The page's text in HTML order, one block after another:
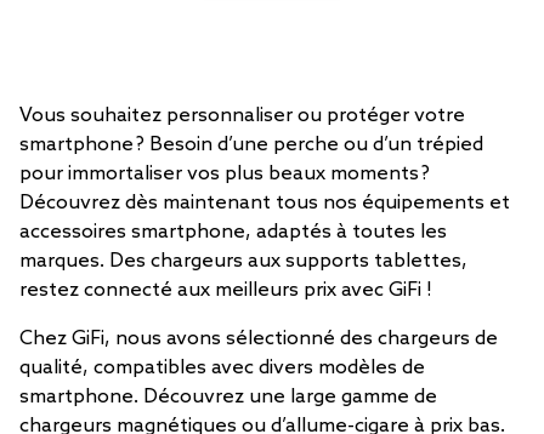
Vous souhaitez personnaliser ou protéger votre
smartphone ? Besoin d’une perche ou d’un trépied
pour immortaliser vos plus beaux moments ?
Découvrez dès maintenant tous nos équipements et
accessoires smartphone, adaptés à toutes les
marques. Des chargeurs aux supports tablettes,
restez connecté aux meilleurs prix avec GiFi !
Chez GiFi, nous avons sélectionné des chargeurs de
qualité, compatibles avec divers modèles de
smartphone. Découvrez une large gamme de
chargeurs magnétiques ou d’allume-cigare à prix bas.